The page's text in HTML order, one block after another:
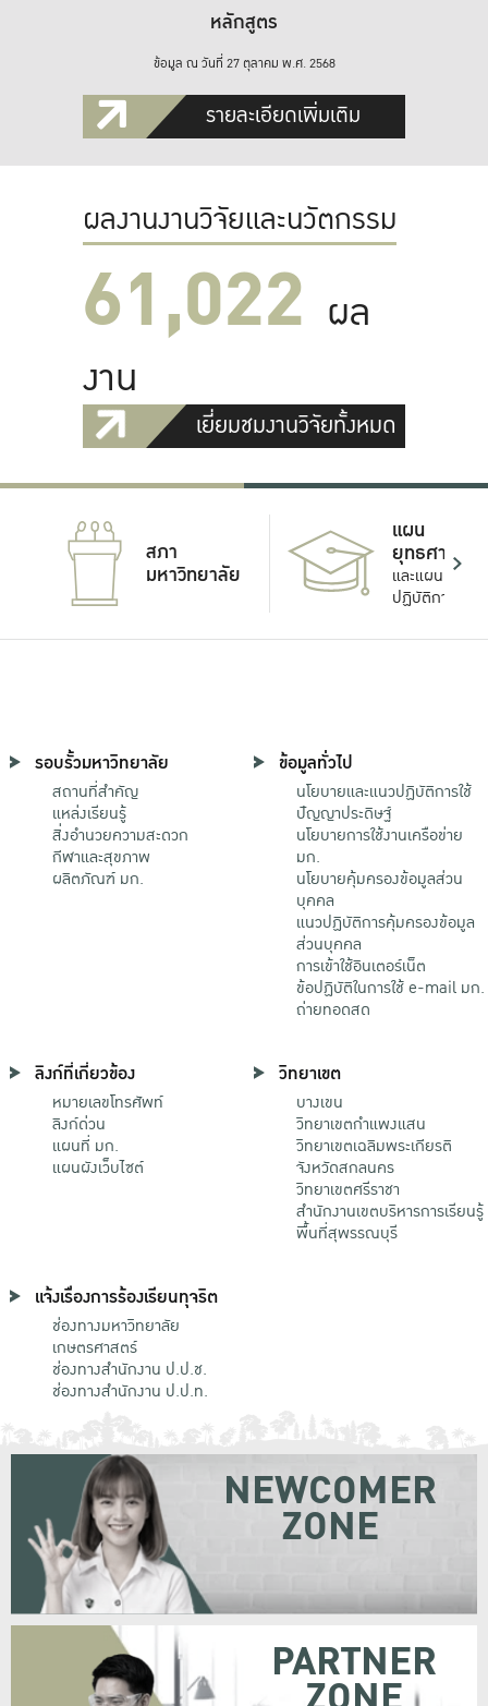
หลักสูตร
ข้อมูล ณ วันที่ 27 ตุลาคม พ.ศ. 2568
รายละเอียดเพิ่มเติม
ผลงานงานวิจัยและนวัตกรรม
61,022 ผล
งาน
เยี่ยมชมงานวิจัยทั้งหมด
สภา
มหาวิทยาลัย
แผน
ยุทธศาสตร์
และแผน
ปฏิบัติการ
รอบรั้วมหาวิทยาลัย
สถานที่สำคัญ
แหล่งเรียนรู้
สิ่งอำนวยความสะดวก
กีฬาและสุขภาพ
ผลิตภัณฑ์ มก.
ข้อมูลทั่วไป
นโยบายและแนวปฏิบัติการใช้
ปัญญาประดิษฐ์
นโยบายการใช้งานเครือข่าย
มก.
นโยบายคุ้มครองข้อมูลส่วน
บุคคล
แนวปฏิบัติการคุ้มครองข้อมูล
ส่วนบุคคล
การเข้าใช้อินเตอร์เน็ต
ข้อปฏิบัติในการใช้ e-mail มก.
ถ่ายทอดสด
ลิงก์ที่เกี่ยวข้อง
หมายเลขโทรศัพท์
ลิงก์ด่วน
แผนที่ มก.
แผนผังเว็บไซต์
วิทยาเขต
บางเขน
วิทยาเขตกําแพงแสน
วิทยาเขตเฉลิมพระเกียรติ
จังหวัดสกลนคร
วิทยาเขตศรีราชา
สำนักงานเขตบริหารการเรียนรู้
พื้นที่สุพรรณบุรี
แจ้งเรื่องการร้องเรียนทุจริต
ช่องทางมหาวิทยาลัย
เกษตรศาสตร์
ช่องทางสำนักงาน ป.ป.ช.
ช่องทางสำนักงาน ป.ป.ท.
NEWCOMER
ZONE
PARTNER